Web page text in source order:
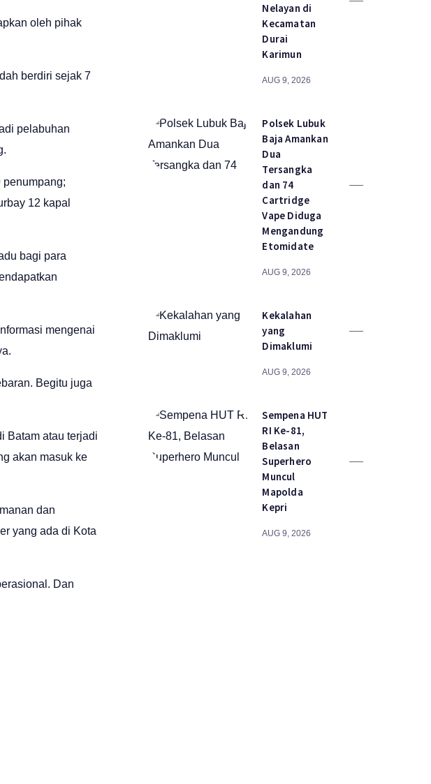
oleh pihak
berdiri sejak 7
pelabuhan
12 kapal
bagi para
mengenai
Begitu juga
Batam atau terjadi
akan masuk ke
dan
yang ada di Kota
Dan
Nelayan di
Kecamatan
Durai
Karimun
AUG 9, 2026
Polsek Lubuk
Baja Amankan
Dua
Tersangka
dan 74
Cartridge
Vape Diduga
Mengandung
Etomidate
AUG 9, 2026
Kekalahan
yang
Dimaklumi
AUG 9, 2026
Sempena HUT
RI Ke-81,
Belasan
Superhero
Muncul
Mapolda
Kepri
AUG 9, 2026